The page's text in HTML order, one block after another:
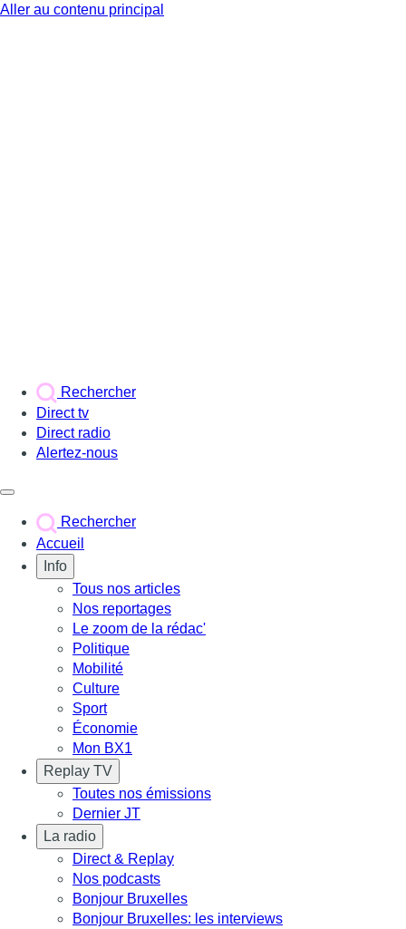
Aller au contenu principal
Rechercher
Direct tv
Direct radio
Alertez-nous
Rechercher
Accueil
Info
Tous nos articles
Nos reportages
Le zoom de la rédac'
Politique
Mobilité
Culture
Sport
Économie
Mon BX1
Replay TV
Toutes nos émissions
Dernier JT
La radio
Direct & Replay
Nos podcasts
Bonjour Bruxelles
Bonjour Bruxelles: les interviews